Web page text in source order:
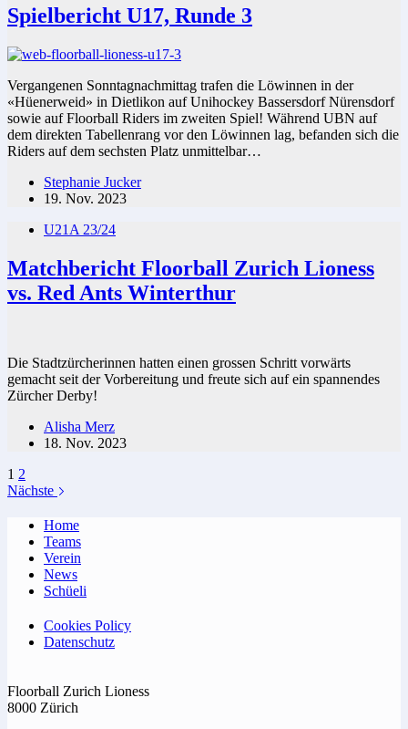
Spielbericht U17, Runde 3
Vergangenen Sonntagnachmittag trafen die Löwinnen in der
«Hüenerweid» in Dietlikon auf Unihockey Bassersdorf Nürensdorf
sowie auf Floorball Riders im zweiten Spiel! Während UBN auf
dem direkten Tabellenrang vor den Löwinnen lag, befanden sich die
Riders auf dem sechsten Platz unmittelbar…
Stephanie Jucker
19. Nov. 2023
U21A 23/24
Matchbericht Floorball Zurich Lioness
vs. Red Ants Winterthur
Die Stadtzürcherinnen hatten einen grossen Schritt vorwärts
gemacht seit der Vorbereitung und freute sich auf ein spannendes
Zürcher Derby!
Alisha Merz
18. Nov. 2023
1 2
Nächste
Home
Teams
Verein
News
Schüeli
Cookies Policy
Datenschutz
Floorball Zurich Lioness
8000 Zürich